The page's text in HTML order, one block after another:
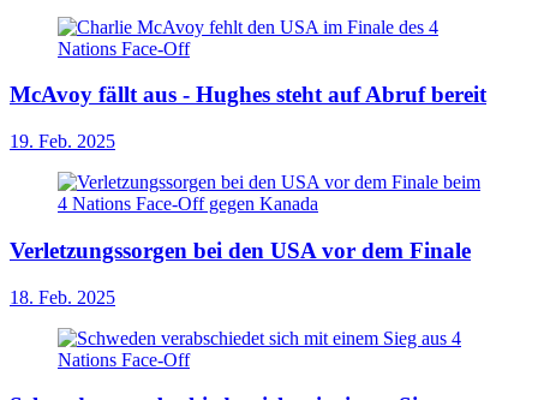
McAvoy fällt aus - Hughes steht auf Abruf bereit
19. Feb. 2025
Verletzungssorgen bei den USA vor dem Finale
18. Feb. 2025